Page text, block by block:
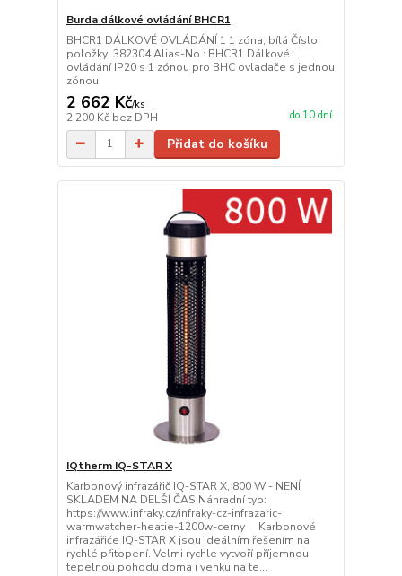
Burda dálkové ovládání BHCR1
BHCR1 DÁLKOVÉ OVLÁDÁNÍ 1 1 zóna, bílá Číslo
položky: 382304 Alias-No.: BHCR1 Dálkové
ovládání IP20 s 1 zónou pro BHC ovladače s jednou
zónou.
2 662 Kč/ks
2 200 Kč bez DPH do 10 dní
Přidat do košíku
IQtherm IQ-STAR X
Karbonový infrazářič IQ-STAR X, 800 W - NENÍ
SKLADEM NA DELŠÍ ČAS Náhradní typ:
https://www.infraky.cz/infraky-cz-infrazaric-
warmwatcher-heatie-1200w-cerny Karbonové
infrazářiče IQ-STAR X jsou ideálním řešením na
rychlé přitopení. Velmi rychle vytvoří příjemnou
tepelnou pohodu doma i venku na te...